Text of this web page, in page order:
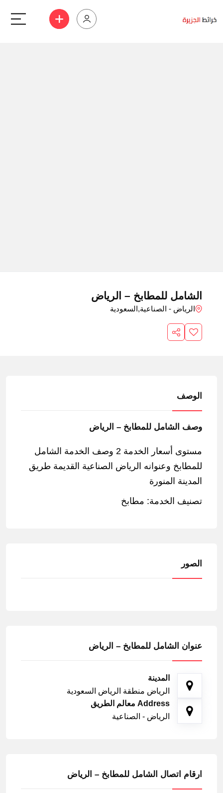
الشامل للمطابخ – الرياض
الرياض - الصناعية,السعودية
الوصف
وصف الشامل للمطابخ – الرياض
مستوى أسعار الخدمة 2 وصف الخدمة الشامل
للمطابخ وعنوانه الرياض الصناعية القديمة طريق
المدينة المنورة
تصنيف الخدمة: مطابخ
الصور
عنوان الشامل للمطابخ – الرياض
المدينة
الرياض منطقة الرياض السعودية
Address معالم الطريق
الرياض - الصناعية
ارقام اتصال الشامل للمطابخ – الرياض